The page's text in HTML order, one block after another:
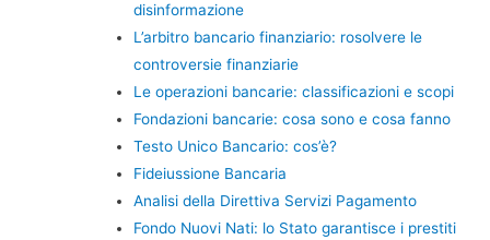
disinformazione
L’arbitro bancario finanziario: rosolvere le
controversie finanziarie
Le operazioni bancarie: classificazioni e scopi
Fondazioni bancarie: cosa sono e cosa fanno
Testo Unico Bancario: cos’è?
Fideiussione Bancaria
Analisi della Direttiva Servizi Pagamento
Fondo Nuovi Nati: lo Stato garantisce i prestiti